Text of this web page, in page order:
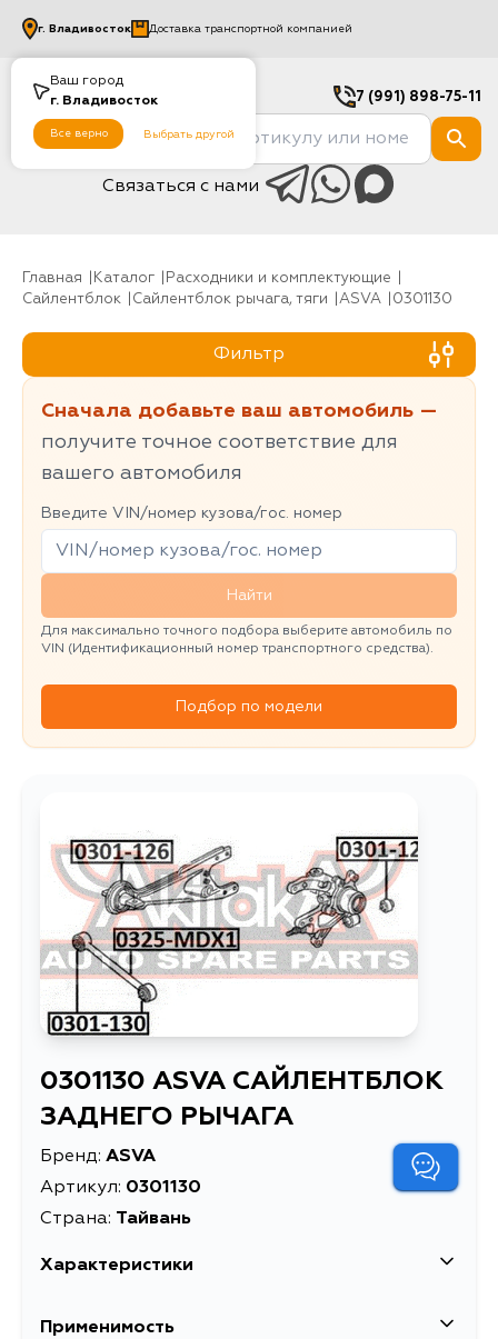
Ваш город
г. Владивосток
Все верно Выбрать другой
г. Владивосток Доставка транспортной компанией
7 (991) 898-75-11
Связаться с нами
Главная Каталог
Расходники и комплектующие
Сайлентблок
Сайлентблок рычага, тяги ASVA 0301130
Фильтр
Сначала добавьте ваш автомобиль —
получите точное соответствие для
вашего автомобиля
Введите VIN/номер кузова/гос. номер
Найти
Для максимально точного подбора выберите автомобиль по
VIN (Идентификационный номер транспортного средства).
Подбор по модели
0301130 ASVA САЙЛЕНТБЛОК
ЗАДНЕГО РЫЧАГА
Бренд: ASVA
Артикул: 0301130
Страна: Тайвань
Характеристики
Масса, кг 0.185
Применимость